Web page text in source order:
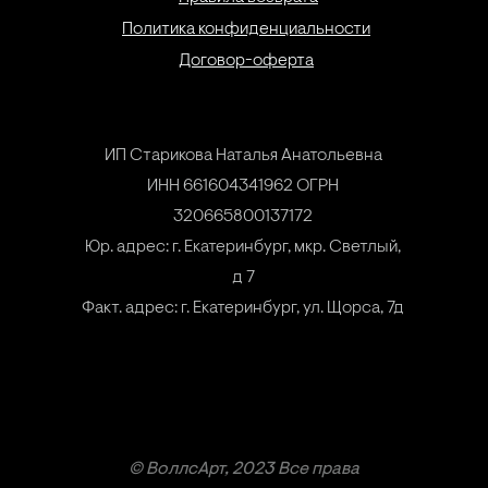
ИП Старикова Наталья Анатольевна
ИНН 661604341962 ОГРН
320665800137172
Юр. адрес: г. Екатеринбург, мкр. Светлый,
д 7
Факт. адрес: г. Екатеринбург, ул. Щорса, 7д
Политика конфиденциальности
Договор-оферта
© ВоллсАрт, 2023 Все права